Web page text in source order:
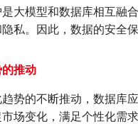
大模型和数据库相互融
私。因此，数据的安全
推动
势的不断推动，数据库
场变化，满足个性化需